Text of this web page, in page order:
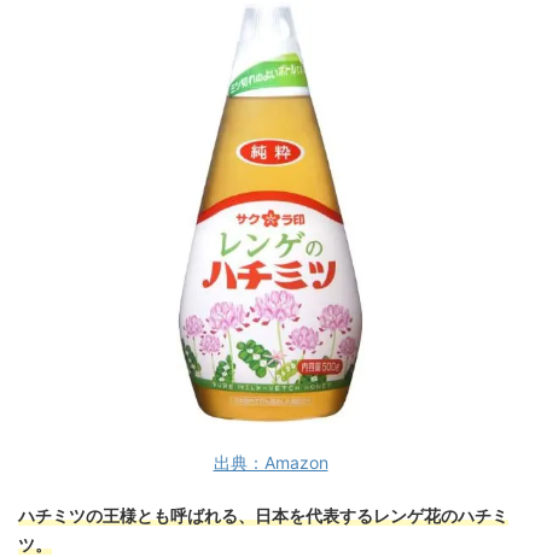
出典：Amazon
ハチミツの王様とも呼ばれる、日本を代表するレンゲ花のハチミ
ツ。